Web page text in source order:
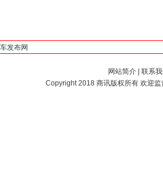
发布网
网站简介
联系
Copyright 2018 商讯版权所有 欢迎